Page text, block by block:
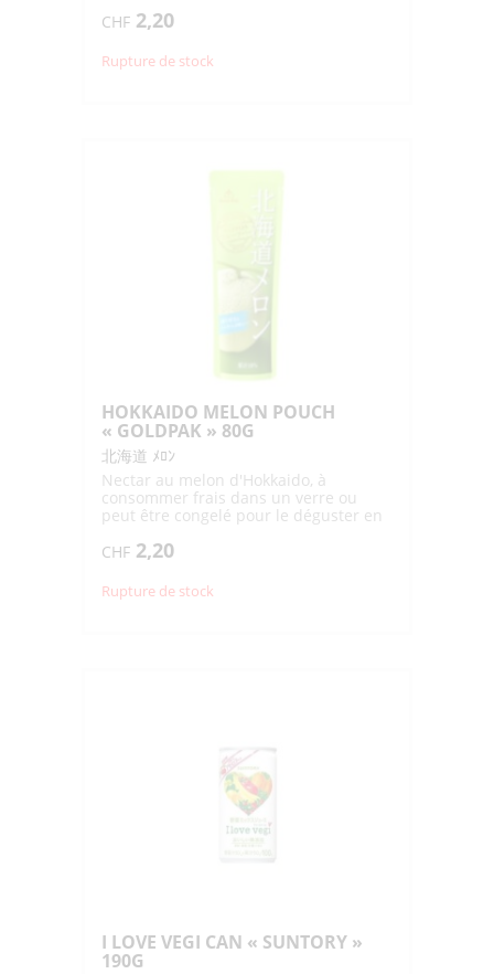
CHF 2,20
Rupture de stock
HOKKAIDO MELON POUCH
« GOLDPAK » 80G
北海道 ﾒﾛﾝ
Nectar au melon d'Hokkaido, à
consommer frais dans un verre ou
peut être congelé pour le déguster en
CHF 2,20
Rupture de stock
I LOVE VEGI CAN « SUNTORY »
190G